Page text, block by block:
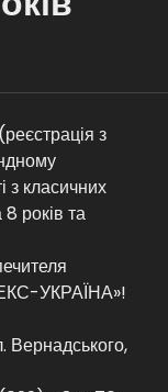
з
з класичних
років та
УКРАЇНА»!